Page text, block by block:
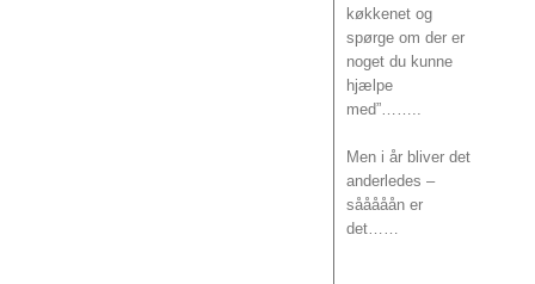
køkkenet og
spørge om der er
noget du kunne
hjælpe
med”……..
Men i år bliver det
anderledes –
sååååån er
det……